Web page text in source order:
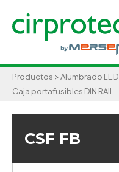
Productos >Alumbrado
Caja portafusibles DIN RAIL -
CSF FB